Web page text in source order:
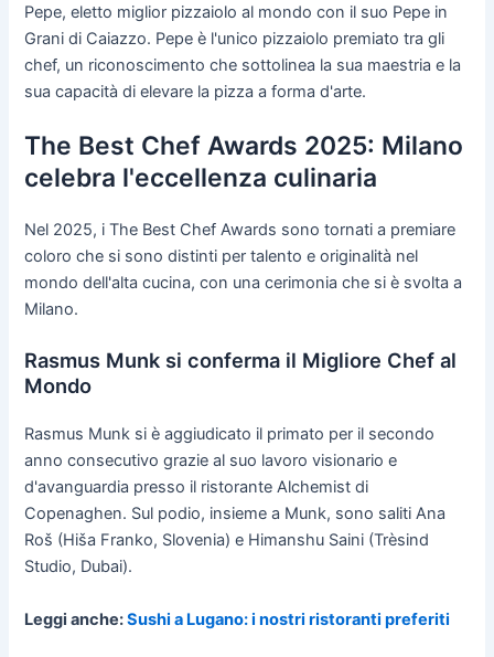
Pepe, eletto miglior pizzaiolo al mondo con il suo Pepe in
Grani di Caiazzo. Pepe è l'unico pizzaiolo premiato tra gli
chef, un riconoscimento che sottolinea la sua maestria e la
sua capacità di elevare la pizza a forma d'arte.
The Best Chef Awards 2025: Milano
celebra l'eccellenza culinaria
Nel 2025, i The Best Chef Awards sono tornati a premiare
coloro che si sono distinti per talento e originalità nel
mondo dell'alta cucina, con una cerimonia che si è svolta a
Milano.
Rasmus Munk si conferma il Migliore Chef al
Mondo
Rasmus Munk si è aggiudicato il primato per il secondo
anno consecutivo grazie al suo lavoro visionario e
d'avanguardia presso il ristorante Alchemist di
Copenaghen. Sul podio, insieme a Munk, sono saliti Ana
Roš (Hiša Franko, Slovenia) e Himanshu Saini (Trèsind
Studio, Dubai).
Leggi anche:Sushi a Lugano: i nostri ristoranti preferiti